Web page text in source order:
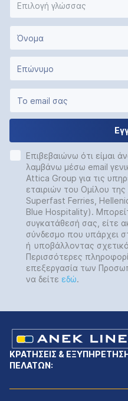
Επιλογή γλώσσας
Επιβεβαιώνω ότι είμαι
λαμβάνω μέσω email
Attica Group για τις
εταιριών του Ομίλου
Superfast Ferries,
Blue Hospitality).
συγκατάθεσή σας, είτε
σύνδεσμο που υπάρχει
ή υποβάλλοντας
Περισσότερες
επεξεργασία των
να δείτε εδώ.
ΚΡΑΤΗΣΕΙΣ &
ΠΕΛΑΤΩΝ: